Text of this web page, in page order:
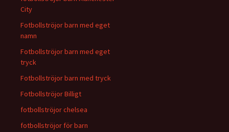
City
Fotbollströjor barn med eget
namn
Fotbollströjor barn med eget
tryck
Fotbollströjor barn med tryck
Fotbollströjor Billigt
fotbollströjor chelsea
fotbollströjor för barn